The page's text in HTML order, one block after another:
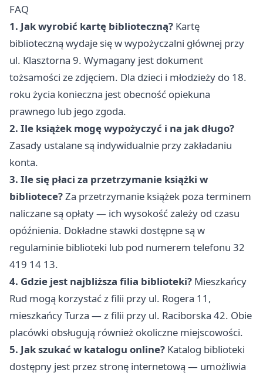
FAQ
1. Jak wyrobić kartę biblioteczną? Kartę
biblioteczną wydaje się w wypożyczalni głównej przy
ul. Klasztorna 9. Wymagany jest dokument
tożsamości ze zdjęciem. Dla dzieci i młodzieży do 18.
roku życia konieczna jest obecność opiekuna
prawnego lub jego zgoda.
2. Ile książek mogę wypożyczyć i na jak długo?
Zasady ustalane są indywidualnie przy zakładaniu
konta.
3. Ile się płaci za przetrzymanie książki w
bibliotece?Za przetrzymanie książek poza terminem
naliczane są opłaty — ich wysokość zależy od czasu
opóźnienia. Dokładne stawki dostępne są w
regulaminie biblioteki lub pod numerem telefonu 32
419 14 13.
4. Gdzie jest najbliższa filia biblioteki? Mieszkańcy
Rud mogą korzystać z filii przy ul. Rogera 11,
mieszkańcy Turza — z filii przy ul. Raciborska 42. Obie
placówki obsługują również okoliczne miejscowości.
5. Jak szukać w katalogu online? Katalog biblioteki
dostępny jest przez stronę internetową — umożliwia